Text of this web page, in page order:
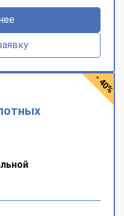
- 40%